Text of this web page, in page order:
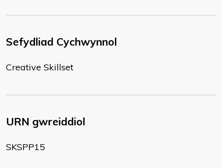
Sefydliad Cychwynnol
Creative Skillset
URN gwreiddiol
SKSPP15